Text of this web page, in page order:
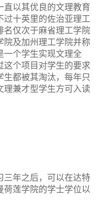
以其优良的文理教育
过十英里的佐治亚理工
名仅次于麻省理工学院
及加州理工学院并称
一个学生实现文理全
这个项目对学生的要求
都被其淘汰，每年只
理兼才型学生方可入读
年之后，可以在达特
荷莲学院的学士学位以